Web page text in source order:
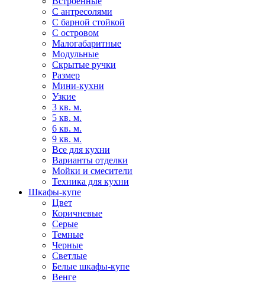
С антресолями
С барной стойкой
С островом
Малогабаритные
Модульные
Скрытые ручки
Размер
Мини-кухни
Узкие
3 кв. м.
5 кв. м.
6 кв. м.
9 кв. м.
Все для кухни
Варианты отделки
Мойки и смесители
Техника для кухни
Шкафы-купе
Цвет
Коричневые
Серые
Темные
Черные
Светлые
Белые шкафы-купе
Венге